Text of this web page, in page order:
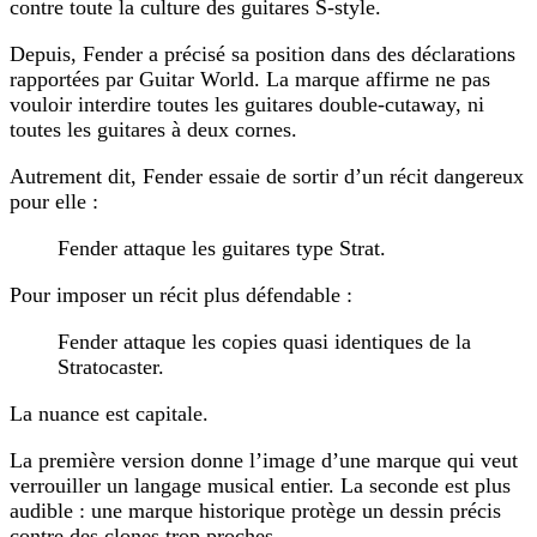
contre toute la culture des guitares S-style.
Depuis, Fender a précisé sa position dans des déclarations
rapportées par Guitar World. La marque affirme ne pas
vouloir interdire toutes les guitares double-cutaway, ni
toutes les guitares à deux cornes.
Autrement dit, Fender essaie de sortir d’un récit dangereux
pour elle :
Fender attaque les guitares type Strat.
Pour imposer un récit plus défendable :
Fender attaque les copies quasi identiques de la
Stratocaster.
La nuance est capitale.
La première version donne l’image d’une marque qui veut
verrouiller un langage musical entier. La seconde est plus
audible : une marque historique protège un dessin précis